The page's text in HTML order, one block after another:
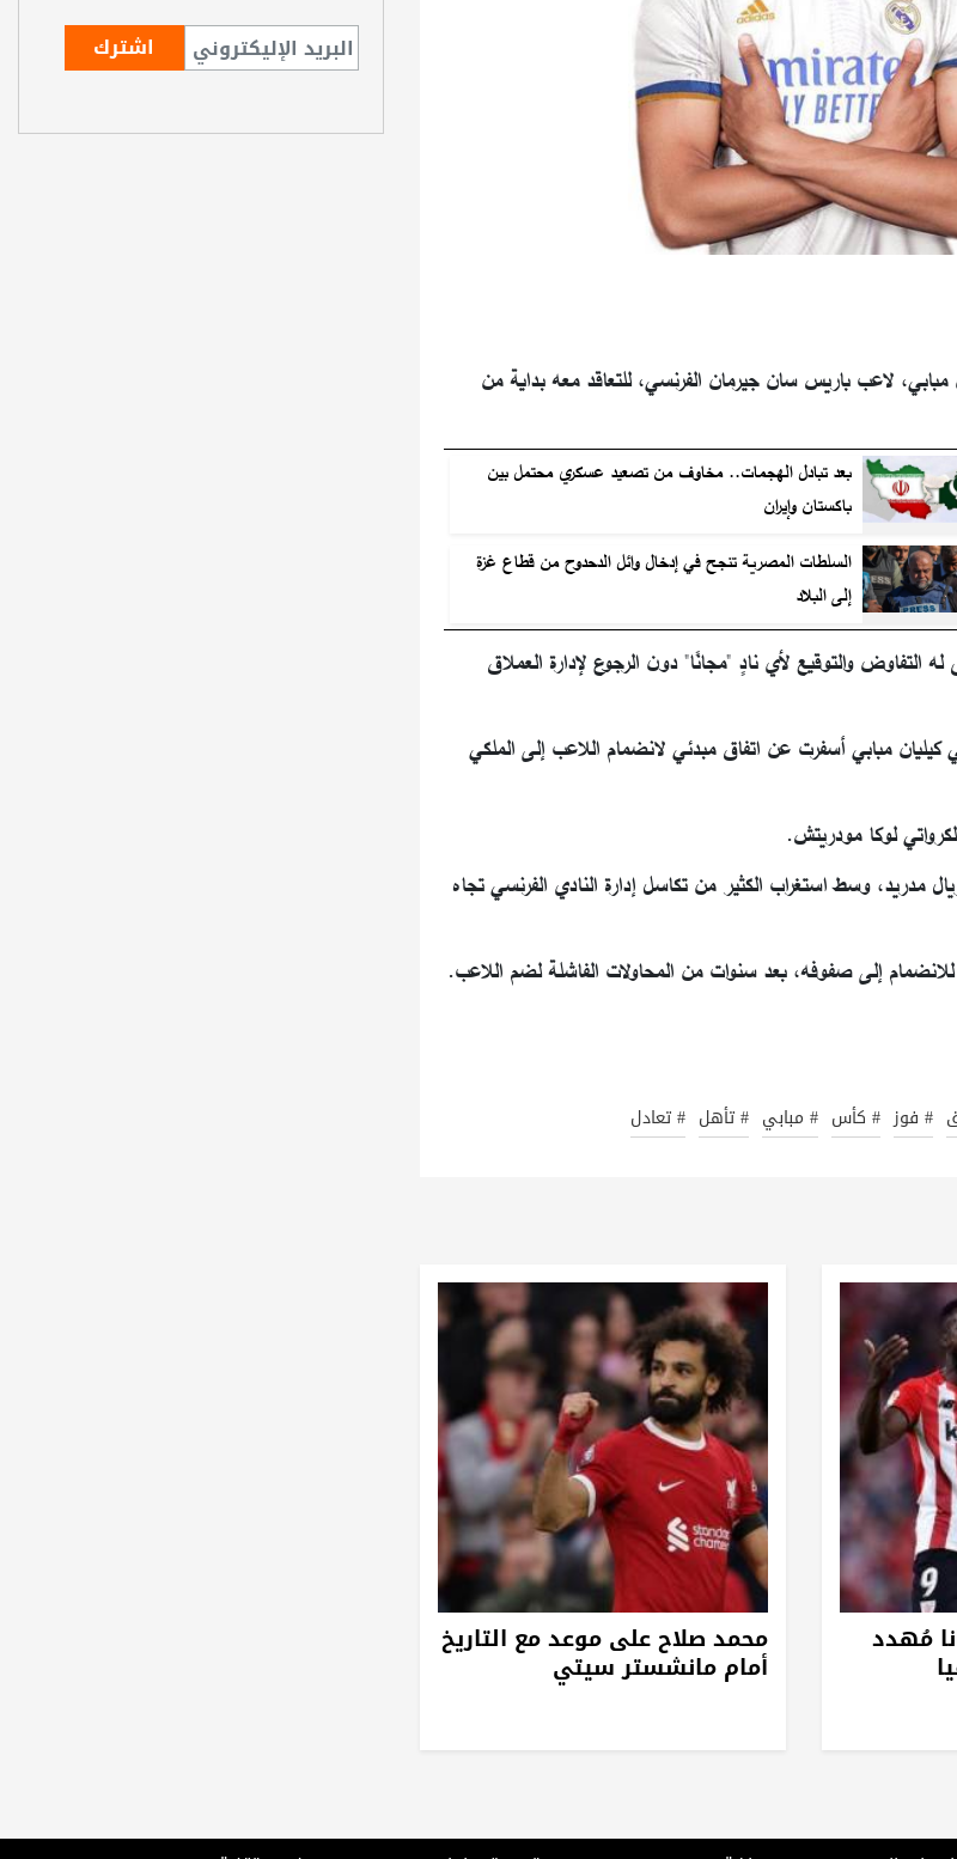
لاعب باريس سان جيرمان الفرنسي، للتعاقد معه بداية من
بعد تبادل الهجمات.. مخاوف من تصعيد عسكري محتمل بين
باكستان وإيران
السلطات المصرية تنجح في إدخال وائل الدحدوح من قطاع غزة
إلى البلاد
والتوقيع لأي نادٍ "مجانًا" دون الرجوع لإدارة العملاق
مبابي أسفرت عن اتفاق مبدئي لانضمام اللاعب إلى الملكي
مدريد، وسط استغراب الكثير من تكاسل إدارة النادي الفرنسي تجاه
للانضمام إلى صفوفه، بعد سنوات من المحاولات الفاشلة لضم اللاعب.
# فوز # كأس # مبابي # تأهل # تعادل
مُهدد محمد صلاح على موعد مع التاريخ
أمام مانشستر سيتي